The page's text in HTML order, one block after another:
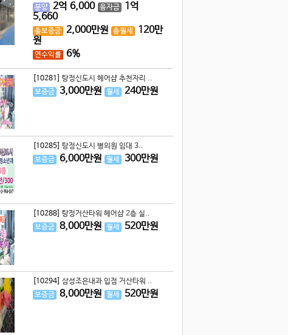
분양
2억 6,000 융자금 1억
5,660
총보증금 2,000만원 총월세 120만
원
연수익률 6%
[10281]
탕정신도시 헤어샵 추천자리 ..
보증금
3,000만원 월세 240만원
[10285] 탕정신도시 병의원 임대 3..
보증금
6,000만원 월세 300만원
[10288] 탕정거산타워 헤어샵 2층 실..
보증금
8,000만원 월세 520만원
[10294] 삼성조은내과 입점 거산타워 ..
보증금
8,000만원 월세 520만원